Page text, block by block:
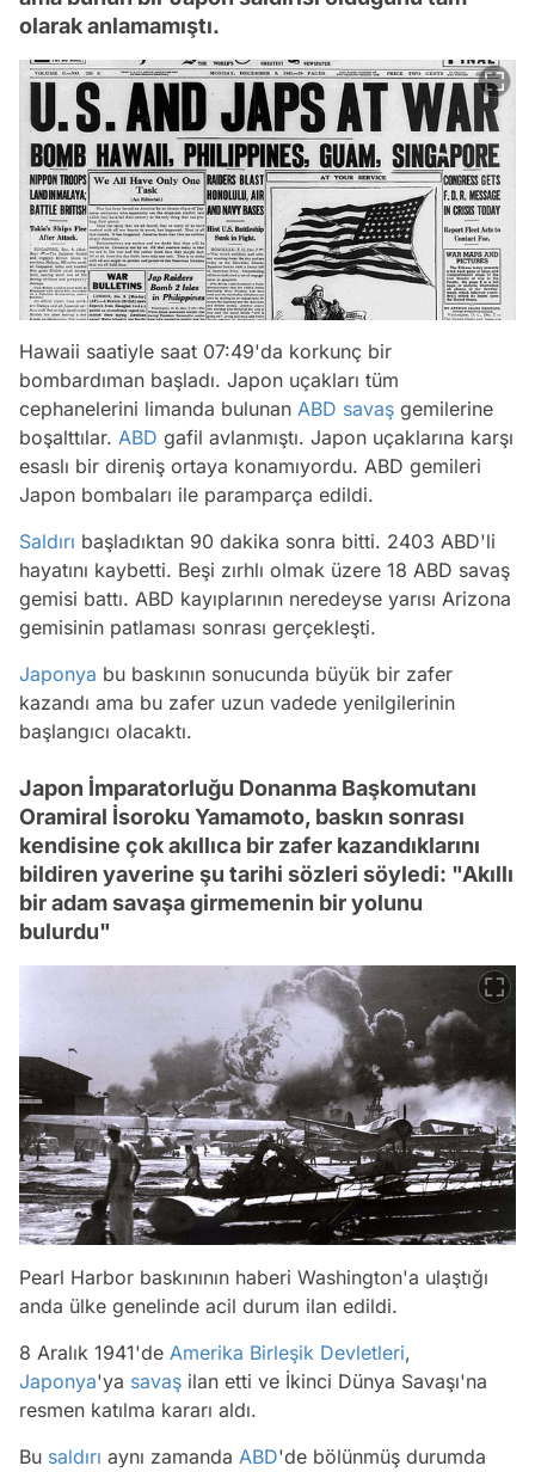
olarak anlamamıştı.
Hawaii saatiyle saat 07:49'da korkunç bir
bombardıman başladı. Japon uçakları tüm
cephanelerini limanda bulunan ABD savaş gemilerine
boşalttılar. ABD gafil avlanmıştı. Japon uçaklarına karşı
esaslı bir direniş ortaya konamıyordu. ABD gemileri
Japon bombaları ile paramparça edildi.
Saldırı başladıktan 90 dakika sonra bitti. 2403 ABD'li
hayatını kaybetti. Beşi zırhlı olmak üzere 18 ABD savaş
gemisi battı. ABD kayıplarının neredeyse yarısı Arizona
gemisinin patlaması sonrası gerçekleşti.
Japonya bu baskının sonucunda büyük bir zafer
kazandı ama bu zafer uzun vadede yenilgilerinin
başlangıcı olacaktı.
Japon İmparatorluğu Donanma Başkomutanı
Oramiral İsoroku Yamamoto, baskın sonrası
kendisine çok akıllıca bir zafer kazandıklarını
bildiren yaverine şu tarihi sözleri söyledi: "Akıllı
bir adam savaşa girmemenin bir yolunu
bulurdu"
Pearl Harbor baskınının haberi Washington'a ulaştığı
anda ülke genelinde acil durum ilan edildi.
8 Aralık 1941'de Amerika Birleşik Devletleri,
Japonya'ya savaş ilan etti ve İkinci Dünya Savaşı'na
resmen katılma kararı aldı.
Bu saldırı aynı zamanda ABD'de bölünmüş durumda